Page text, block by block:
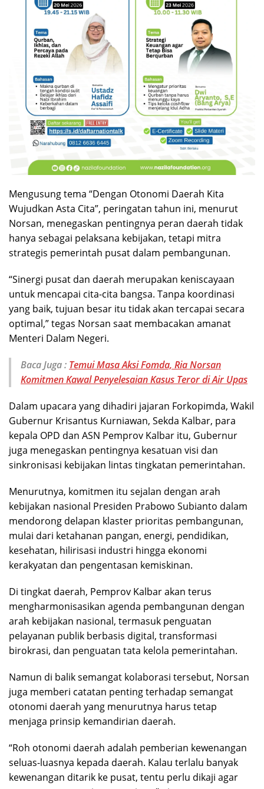
Mengusung tema “Dengan Otonomi Daerah Kita
Wujudkan Asta Cita”, peringatan tahun ini, menurut
Norsan, menegaskan pentingnya peran daerah tidak
hanya sebagai pelaksana kebijakan, tetapi mitra
strategis pemerintah pusat dalam pembangunan.
“Sinergi pusat dan daerah merupakan keniscayaan
untuk mencapai cita-cita bangsa. Tanpa koordinasi
yang baik, tujuan besar itu tidak akan tercapai secara
optimal,” tegas Norsan saat membacakan amanat
Menteri Dalam Negeri.
Baca Juga : Temui Masa Aksi Fomda, Ria Norsan
Komitmen Kawal Penyelesaian Kasus Teror di Air Upas
Dalam upacara yang dihadiri jajaran Forkopimda, Wakil
Gubernur Krisantus Kurniawan, Sekda Kalbar, para
kepala OPD dan ASN Pemprov Kalbar itu, Gubernur
juga menegaskan pentingnya kesatuan visi dan
sinkronisasi kebijakan lintas tingkatan pemerintahan.
Menurutnya, komitmen itu sejalan dengan arah
kebijakan nasional Presiden Prabowo Subianto dalam
mendorong delapan klaster prioritas pembangunan,
mulai dari ketahanan pangan, energi, pendidikan,
kesehatan, hilirisasi industri hingga ekonomi
kerakyatan dan pengentasan kemiskinan.
Di tingkat daerah, Pemprov Kalbar akan terus
mengharmonisasikan agenda pembangunan dengan
arah kebijakan nasional, termasuk penguatan
pelayanan publik berbasis digital, transformasi
birokrasi, dan penguatan tata kelola pemerintahan.
Namun di balik semangat kolaborasi tersebut, Norsan
juga memberi catatan penting terhadap semangat
otonomi daerah yang menurutnya harus tetap
menjaga prinsip kemandirian daerah.
“Roh otonomi daerah adalah pemberian kewenangan
seluas-luasnya kepada daerah. Kalau terlalu banyak
kewenangan ditarik ke pusat, tentu perlu dikaji agar